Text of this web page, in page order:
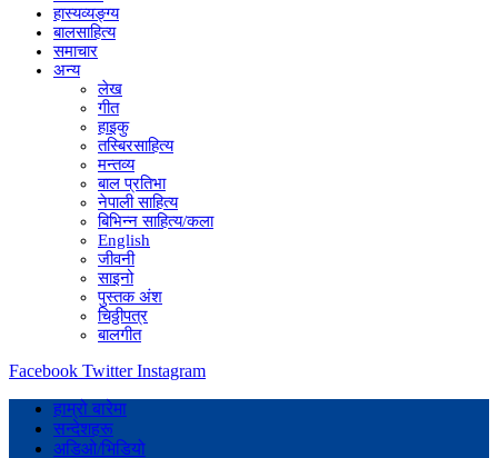
हास्यव्यङ्ग्य
बालसाहित्य
समाचार
अन्य
लेख
गीत
हाइकु
तस्बिरसाहित्य
मन्तव्य
बाल प्रतिभा
नेपाली साहित्य
बिभिन्न साहित्य/कला
English
जीवनी
साइनो
पुस्तक अंश
चिठ्ठीपत्र
बालगीत
Facebook Twitter Instagram
हाम्रो बारेमा
सन्देशहरू
अडिओ/भिडियो